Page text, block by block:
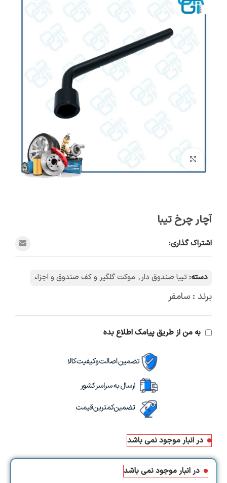
برای بزرگنمایی کلیک کنید
آچار چرخ تیبا
اشتراک گذاری:
دسته: تیبا صندوق دار, موکت گلگیر و کف صندوق و اجزاء
برند : سامفر
به من از طریق پیامک اطلاع بده
در انبار موجود نمی باشد
در انبار موجود نمی باشد